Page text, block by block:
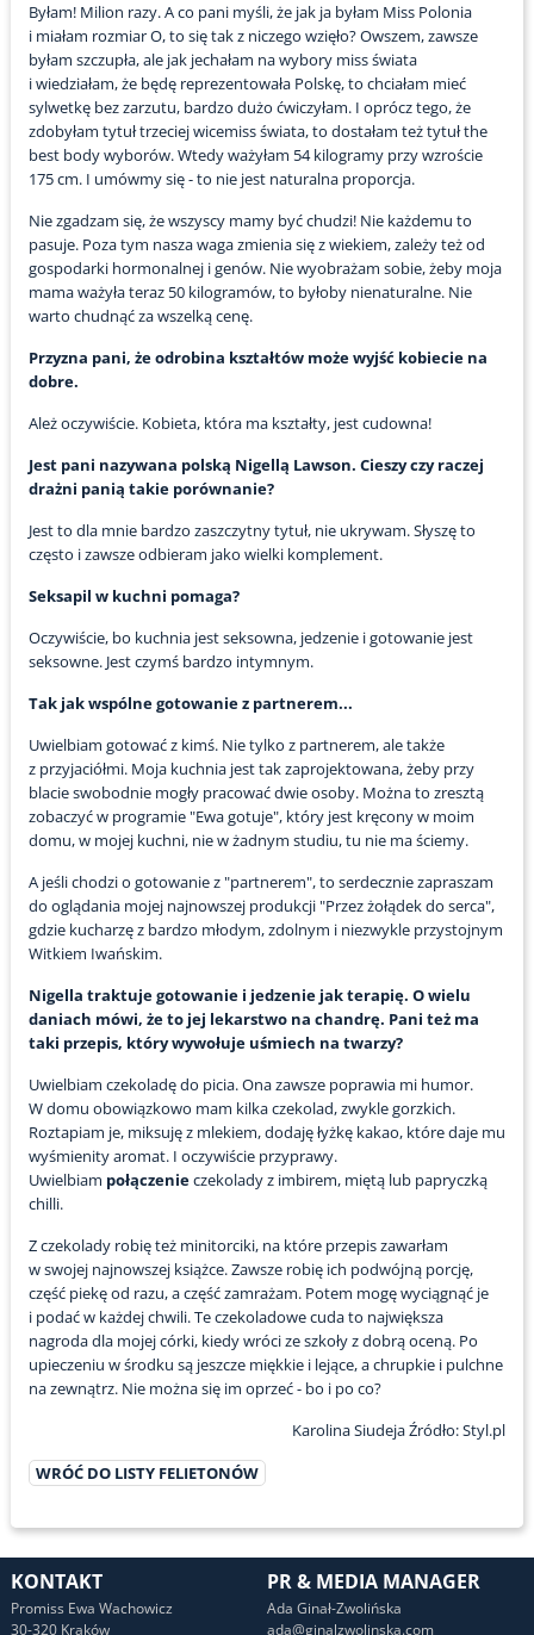
Byłam! Milion razy. A co pani myśli, że jak ja byłam Miss Polonia
i miałam rozmiar O, to się tak z niczego wzięło? Owszem, zawsze
byłam szczupła, ale jak jechałam na wybory miss świata
i wiedziałam, że będę reprezentowała Polskę, to chciałam mieć
sylwetkę bez zarzutu, bardzo dużo ćwiczyłam. I oprócz tego, że
zdobyłam tytuł trzeciej wicemiss świata, to dostałam też tytuł the
best body wyborów. Wtedy ważyłam 54 kilogramy przy wzroście
175 cm. I umówmy się - to nie jest naturalna proporcja.
Nie zgadzam się, że wszyscy mamy być chudzi! Nie każdemu to
pasuje. Poza tym nasza waga zmienia się z wiekiem, zależy też od
gospodarki hormonalnej i genów. Nie wyobrażam sobie, żeby moja
mama ważyła teraz 50 kilogramów, to byłoby nienaturalne. Nie
warto chudnąć za wszelką cenę.
Przyzna pani, że odrobina kształtów może wyjść kobiecie na
dobre.
Ależ oczywiście. Kobieta, która ma kształty, jest cudowna!
Jest pani nazywana polską Nigellą Lawson. Cieszy czy raczej
drażni panią takie porównanie?
Jest to dla mnie bardzo zaszczytny tytuł, nie ukrywam. Słyszę to
często i zawsze odbieram jako wielki komplement.
Seksapil w kuchni pomaga?
Oczywiście, bo kuchnia jest seksowna, jedzenie i gotowanie jest
seksowne. Jest czymś bardzo intymnym.
Tak jak wspólne gotowanie z partnerem...
Uwielbiam gotować z kimś. Nie tylko z partnerem, ale także
z przyjaciółmi. Moja kuchnia jest tak zaprojektowana, żeby przy
blacie swobodnie mogły pracować dwie osoby. Można to zresztą
zobaczyć w programie "Ewa gotuje", który jest kręcony w moim
domu, w mojej kuchni, nie w żadnym studiu, tu nie ma ściemy.
A jeśli chodzi o gotowanie z "partnerem", to serdecznie zapraszam
do oglądania mojej najnowszej produkcji "Przez żołądek do serca",
gdzie kucharzę z bardzo młodym, zdolnym i niezwykle przystojnym
Witkiem Iwańskim.
Nigella traktuje gotowanie i jedzenie jak terapię. O wielu
daniach mówi, że to jej lekarstwo na chandrę. Pani też ma
taki przepis, który wywołuje uśmiech na twarzy?
Uwielbiam czekoladę do picia. Ona zawsze poprawia mi humor.
W domu obowiązkowo mam kilka czekolad, zwykle gorzkich.
Roztapiam je, miksuję z mlekiem, dodaję łyżkę kakao, które daje mu
wyśmienity aromat. I oczywiście przyprawy.
Uwielbiam połączenieczekolady z imbirem, miętą lub papryczką
chilli.
Z czekolady robię też minitorciki, na które przepis zawarłam
w swojej najnowszej książce. Zawsze robię ich podwójną porcję,
część piekę od razu, a część zamrażam. Potem mogę wyciągnąć je
i podać w każdej chwili. Te czekoladowe cuda to największa
nagroda dla mojej córki, kiedy wróci ze szkoły z dobrą oceną. Po
upieczeniu w środku są jeszcze miękkie i lejące, a chrupkie i pulchne
na zewnątrz. Nie można się im oprzeć - bo i po co?
Karolina Siudeja Źródło: Styl.pl
WRÓĆ DO LISTY FELIETONÓW
KONTAKT
Promiss Ewa Wachowicz
30-320 Kraków
PR & MEDIA MANAGER
Ada Ginał-Zwolińska
ada@ginalzwolinska.com